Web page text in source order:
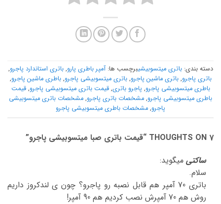
دسته بندی:باتری میتسوبیشیبرچسب ها:آمپر باطری پارو,باتری استاندارد پاجرو,
باتری پاجرو,باتری ماشین پاجرو,باتری میتسوبیشی پاجرو,باطری ماشین پاجرو,
باطری میتسوبیشی پاجرو, پاجرو باتری,قیمت باتری میتسوبیشی پاجرو,قیمت
باطری میتسوبیشی پاجرو, مشخصات باتری پاجرو, مشخصات باتری میتسوبیشی
پاجرو, مشخصات باطری میتسوبیشی پاجرو
7 THOUGHTS ON “ قیمت باتری صبا میتسوبیشی پاجرو”
ساکتی میگوید:
سلام.
باتری 70 آمپر هم قابل نصبه رو پاجرو؟ چون ی لندکروز داریم
روش هم 70 آمپرش نصب کردیم هم 90 آمپر!